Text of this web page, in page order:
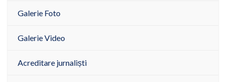
Galerie Foto
Galerie Video
Acreditare jurnaliști